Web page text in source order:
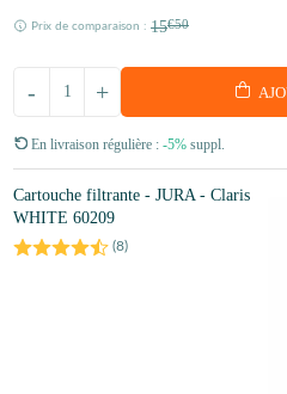
Prix de comparaison : 15€50
+
-
En livraison régulière : -5% suppl.
Cartouche filtrante - JURA - Claris
WHITE 60209
(8)